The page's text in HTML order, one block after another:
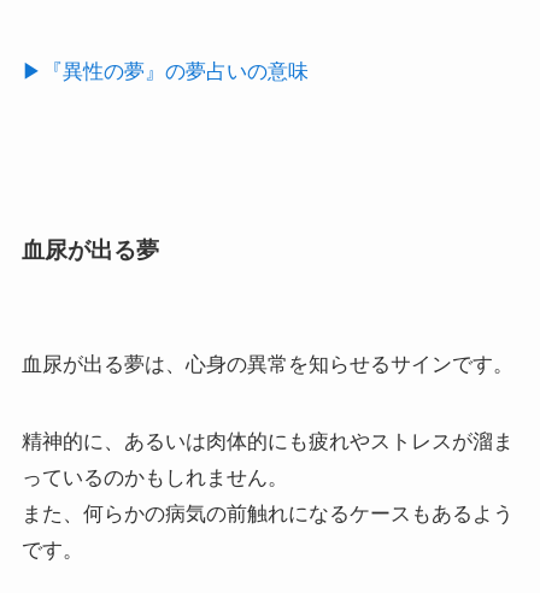
▶︎『異性の夢』の夢占いの意味
血尿が出る夢
血尿が出る夢は、心身の異常を知らせるサインです。
精神的に、あるいは肉体的にも疲れやストレスが溜ま
っているのかもしれません。
また、何らかの病気の前触れになるケースもあるよう
です。